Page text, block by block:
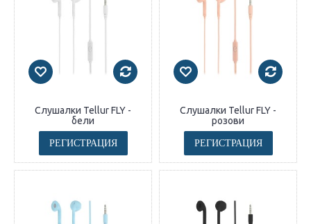
Слушалки Tellur FLY -
бели
РЕГИСТРАЦИЯ
Слушалки Tellur FLY -
розови
РЕГИСТРАЦИЯ